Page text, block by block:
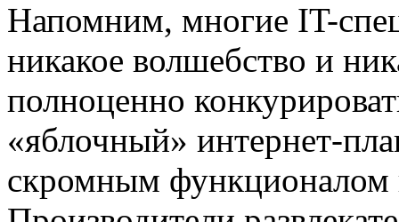
Напомним, многие IT-
никакое волшебство и
полноценно
«яблочный» интернет-
скромным функционалом